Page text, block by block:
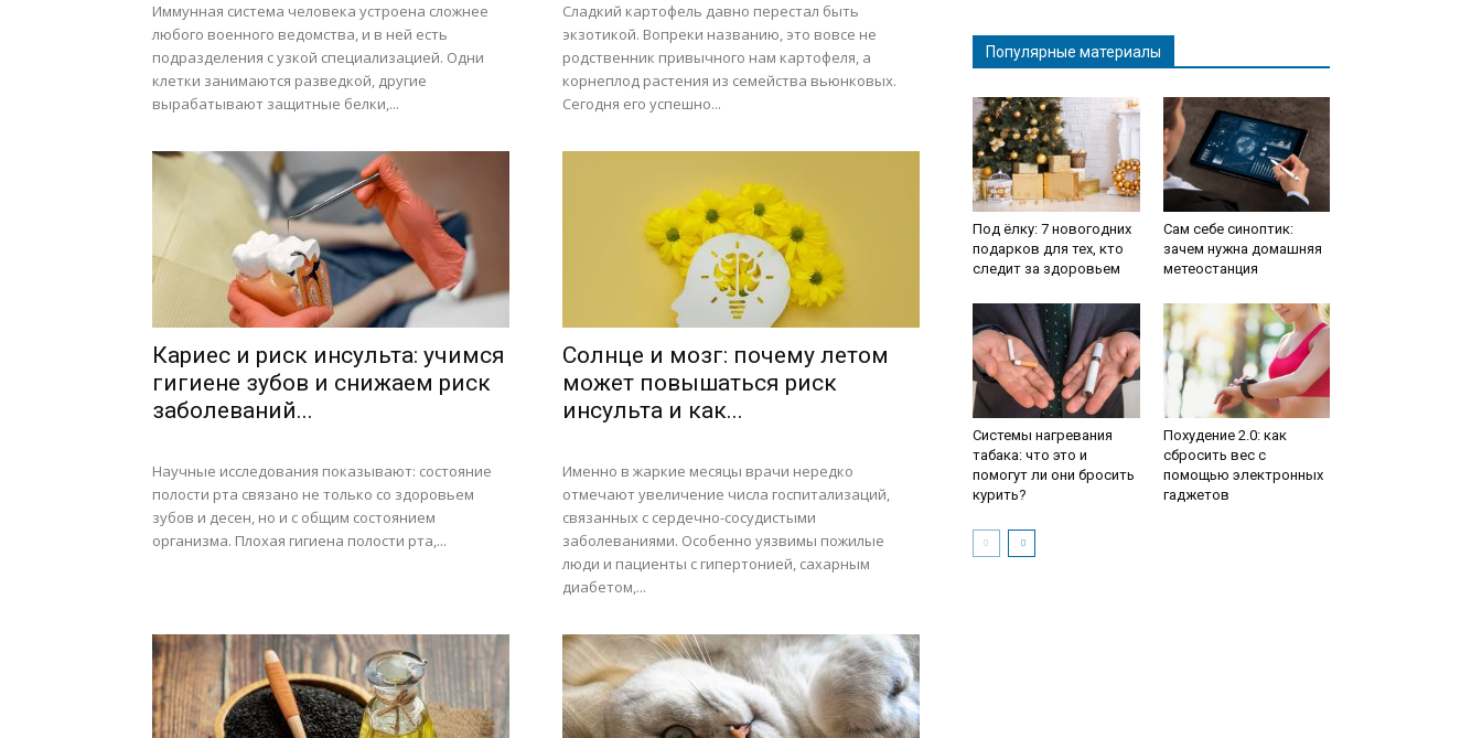
Иммунная система человека устроена сложнее
любого военного ведомства, и в ней есть
подразделения с узкой специализацией. Одни
клетки занимаются разведкой, другие
вырабатывают защитные белки,...
Сладкий картофель давно перестал быть
экзотикой. Вопреки названию, это вовсе не
родственник привычного нам картофеля, а
корнеплод растения из семейства вьюнковых.
Сегодня его успешно...
Кариес и риск инсульта: учимся
гигиене зубов и снижаем риск
заболеваний...
Научные исследования показывают: состояние
полости рта связано не только со здоровьем
зубов и десен, но и с общим состоянием
организма. Плохая гигиена полости рта,...
Солнце и мозг: почему летом
может повышаться риск
инсульта и как...
Именно в жаркие месяцы врачи нередко
отмечают увеличение числа госпитализаций,
связанных с сердечно-сосудистыми
заболеваниями. Особенно уязвимы пожилые
люди и пациенты с гипертонией, сахарным
диабетом,...
Популярные материалы
Под ёлку: 7 новогодних
подарков для тех, кто
следит за здоровьем
Сам себе синоптик:
зачем нужна домашняя
метеостанция
Системы нагревания
табака: что это и
помогут ли они бросить
курить?
Похудение 2.0: как
сбросить вес с
помощью электронных
гаджетов